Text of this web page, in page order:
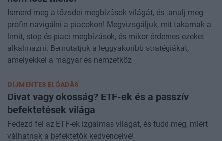
Ismerd meg a tőzsdei megbízások világát, és tanulj meg
profin navigálni a piacokon! Megvizsgáljuk, mit takarnak a
limit, stop és piaci megbízások, és mikor érdemes ezeket
alkalmazni. Bemutatjuk a leggyakoribb stratégiákat,
amelyekkel a magyar és nemzetköz
DÍJMENTES ELŐADÁS
Divat vagy okosság? ETF-ek és a passzív
befektetések világa
Fedezd fel az ETF-ek izgalmas világát, és tudd meg, miért
válhatnak a befektetők kedvenceivé!